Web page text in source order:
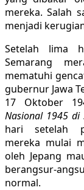
mereka. Salah
menjadi
Setelah lima
Semarang
mematuhi
gubernur Jawa
17 Oktober
Nasional 1945 di
hari setelah
mereka mulai
oleh Jepang
berangsur-
normal.